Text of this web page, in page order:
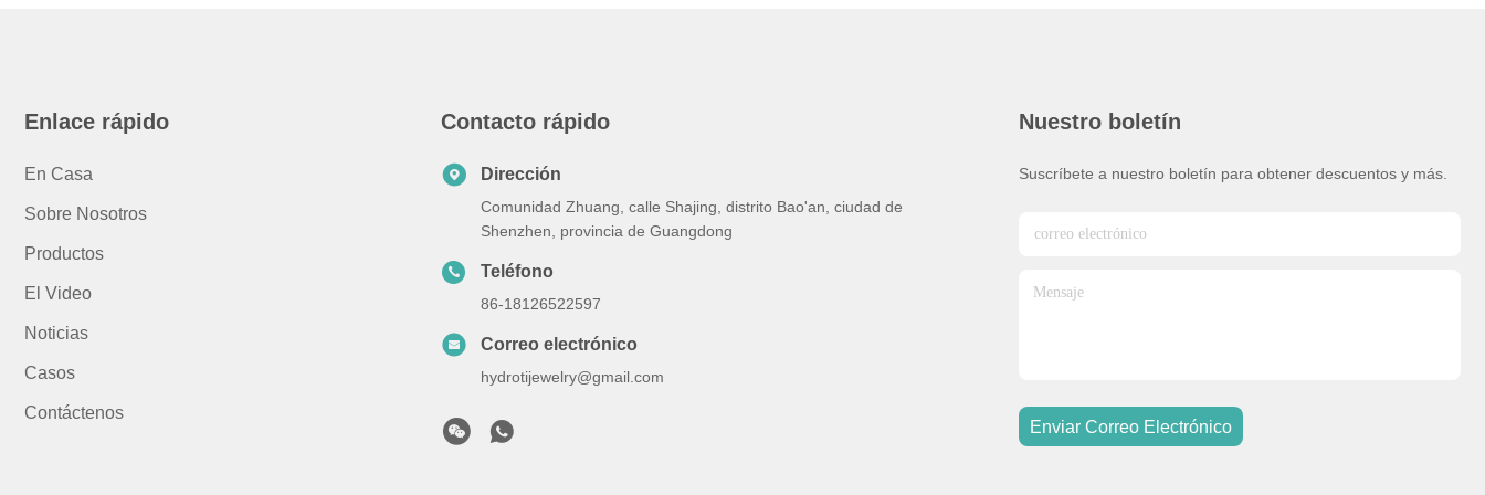
Enlace rápido
En Casa
Sobre Nosotros
Productos
El Video
Noticias
Casos
Contáctenos
Contacto rápido
Dirección
Comunidad Zhuang, calle Shajing, distrito Bao'an, ciudad de
Shenzhen, provincia de Guangdong
Teléfono
86-18126522597
Correo electrónico
hydrotijewelry@gmail.com
Nuestro boletín
Suscríbete a nuestro boletín para obtener descuentos y más.
Enviar Correo Electrónico